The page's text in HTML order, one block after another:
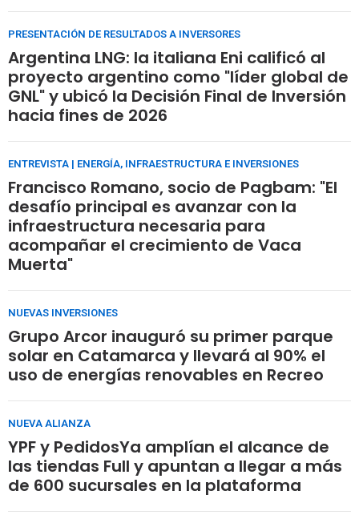
PRESENTACIÓN DE RESULTADOS A INVERSORES
Argentina LNG: la italiana Eni calificó al
proyecto argentino como "líder global de
GNL" y ubicó la Decisión Final de Inversión
hacia fines de 2026
ENTREVISTA | ENERGÍA, INFRAESTRUCTURA E INVERSIONES
Francisco Romano, socio de Pagbam: "El
desafío principal es avanzar con la
infraestructura necesaria para
acompañar el crecimiento de Vaca
Muerta"
NUEVAS INVERSIONES
Grupo Arcor inauguró su primer parque
solar en Catamarca y llevará al 90% el
uso de energías renovables en Recreo
NUEVA ALIANZA
YPF y PedidosYa amplían el alcance de
las tiendas Full y apuntan a llegar a más
de 600 sucursales en la plataforma